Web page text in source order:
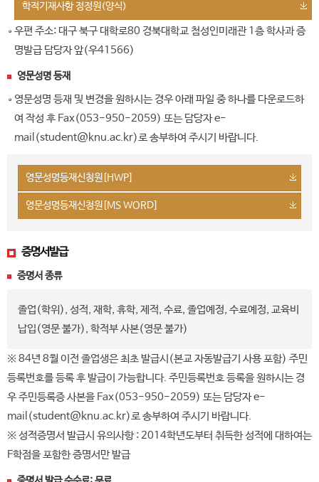
학적기재사항 정정원(양식)
우편 주소: 대구 북구 대학로80 경북대학교 첨성인미래관 1층 학사과 증
명발급 담당자 앞(우41566)
영문성명 등재
영문성명 등재 및 변경을 원하시는 경우 아래 파일 중 하나를 다운로드하
여 작성 후 Fax(053-950-2059) 또는 담당자 e-
mail(student@knu.ac.kr)로 송부하여 주시기 바랍니다.
영문성명등재신청원[HWP]
영문성명등재신청원[MS WORD]
증명서발급
증명서 종류
졸업(학위), 성적, 재학, 휴학, 제적, 수료, 졸업예정, 수료예정, 교육비
납입(영문 불가), 학적부 사본(영문 불가)
※ 84년 8월 이전 졸업생은 최초 발급시(본교 자동발급기 사용 포함) 주민
등록번호를 등록 후 발급이 가능합니다. 주민등록번호 등록을 원하시는 경
우 주민등록증 사본을 Fax(053-950-2059) 또는 담당자 e-
mail(student@knu.ac.kr)로 송부하여 주시기 바랍니다.
※ 성적증명서 발급시 유의사항 : 2014학년도부터 취득한 성적에 대하여는
F학점을 포함한 증명서만 발급